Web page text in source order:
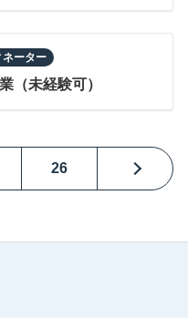
ネーター
（未経験可）
26